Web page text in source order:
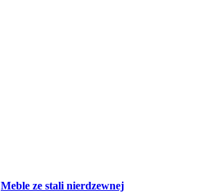
Meble ze stali nierdzewnej